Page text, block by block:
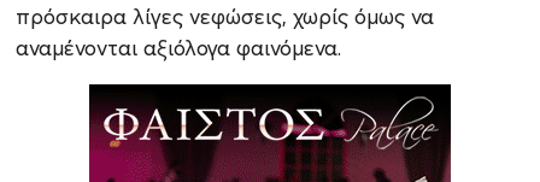
πρόσκαιρα λίγες νεφώσεις, χωρίς όμως να
αναμένονται αξιόλογα φαινόμενα.